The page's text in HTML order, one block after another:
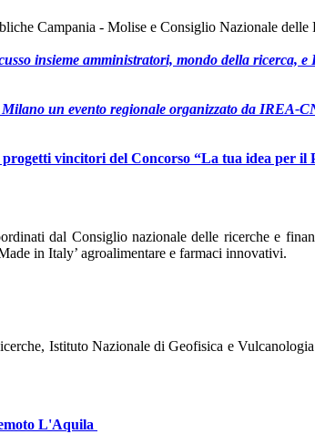
Campania - Molise e Consiglio Nazionale
insieme amministratori, mondo della ricerca, e
Milano un evento regionale organizzato da IREA-
vincitori del Concorso “La tua idea per il
dal Consiglio nazionale delle ricerche e
in Italy’ agroalimentare e farmaci innovativi.
Istituto Nazionale di Geofisica e
L'Aquila